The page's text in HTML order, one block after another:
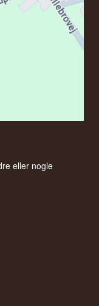
eller nogle